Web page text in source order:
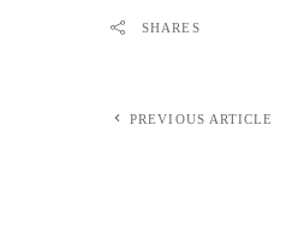
SHARES
PREVIOUS ARTICLE